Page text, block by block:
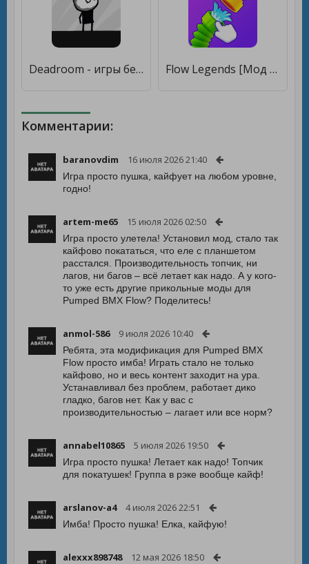
Deadroom - игры без интернета [Много денег] Flow Legends [Мод меню]
Комментарии:
baranovdim 16 июля 2026 21:40
Игра просто пушка, кайфует на любом уровне,
годно!
artem-me65 15 июля 2026 02:50
Игра просто улетела! Установил мод, стало так
кайфово покататься, что еле с планшетом
расстался. Производительность топчик, ни
лагов, ни багов – всё летает как надо. А у кого-
то уже есть другие прикольные моды для
Pumped BMX Flow? Поделитесь!
anmol-586 9 июля 2026 10:40
Ребята, эта модификация для Pumped BMX
Flow просто имба! Играть стало не только
кайфово, но и весь контент заходит на ура.
Устанавливал без проблем, работает дико
гладко, багов нет. Как у вас с
производительностью – лагает или все норм?
annabel10865 5 июля 2026 19:50
Игра просто пушка! Летает как надо! Топчик
для покатушек! Группа в рэке вообще кайф!
arslanov-a4 4 июля 2026 22:51
Имба! Просто пушка! Елка, кайфую!
alexxx898748 12 мая 2026 18:50